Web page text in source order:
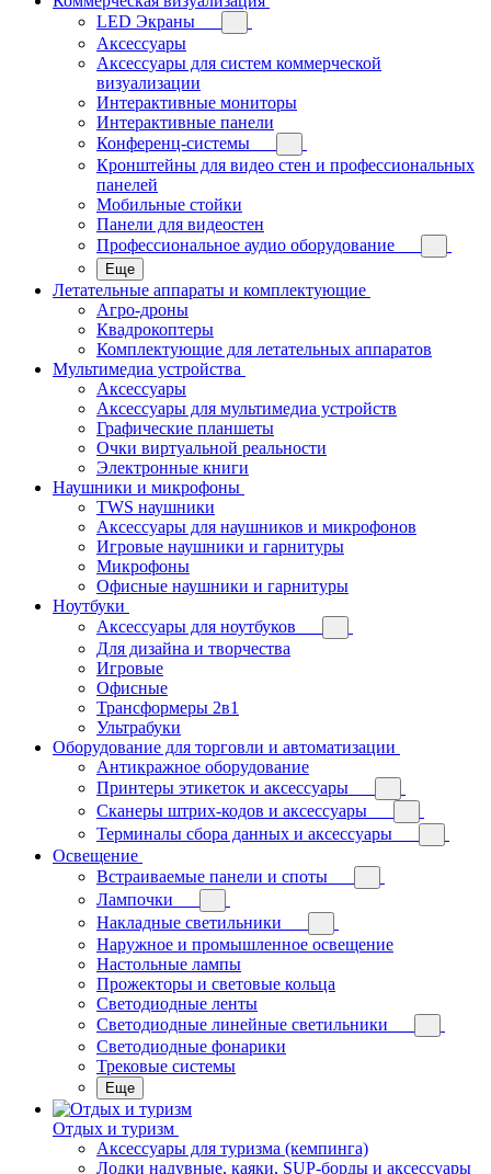
LED Экраны
Аксессуары
Аксессуары для систем коммерческой
визуализации
Интерактивные мониторы
Интерактивные панели
Конференц-системы
Кронштейны для видео стен и профессиональных
панелей
Мобильные стойки
Панели для видеостен
Профессиональное аудио оборудование
Еще
Летательные аппараты и комплектующие
Агро-дроны
Квадрокоптеры
Комплектующие для летательных аппаратов
Мультимедиа устройства
Аксессуары
Аксессуары для мультимедиа устройств
Графические планшеты
Очки виртуальной реальности
Электронные книги
Наушники и микрофоны
TWS наушники
Аксессуары для наушников и микрофонов
Игровые наушники и гарнитуры
Микрофоны
Офисные наушники и гарнитуры
Ноутбуки
Аксессуары для ноутбуков
Для дизайна и творчества
Игровые
Офисные
Трансформеры 2в1
Ультрабуки
Оборудование для торговли и автоматизации
Антикражное оборудование
Принтеры этикеток и аксессуары
Сканеры штрих-кодов и аксессуары
Терминалы сбора данных и аксессуары
Освещение
Встраиваемые панели и споты
Лампочки
Накладные светильники
Наружное и промышленное освещение
Настольные лампы
Прожекторы и световые кольца
Светодиодные ленты
Светодиодные линейные светильники
Светодиодные фонарики
Трековые системы
Еще
Отдых и туризм
Аксессуары для туризма (кемпинга)
Лодки надувные, каяки, SUP-борды и аксессуары